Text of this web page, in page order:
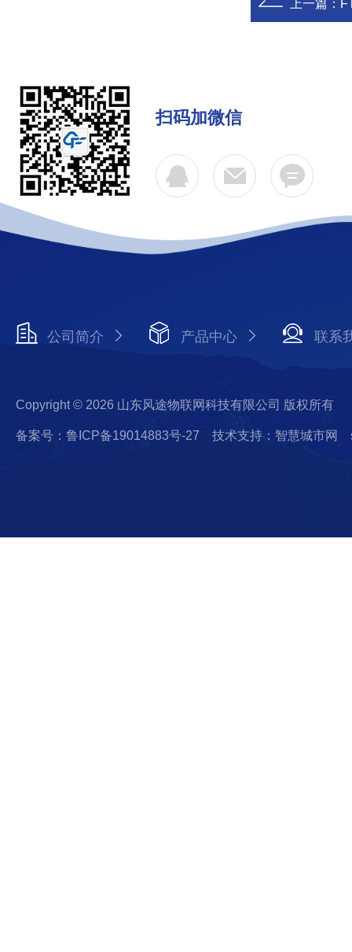
上一篇：
扫码加微信
公司简介 产品中心 联系
Copyright © 2026 山东风途物联网科技有限公司 版权所有
备案号：鲁ICP备19014883号-27 技术支持：智慧城市网